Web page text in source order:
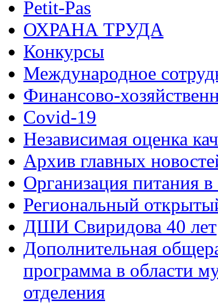
Petit-Pas
ОХРАНА ТРУДА
Конкурсы
Международное
Финансово-
Covid-19
Независимая оценка
Архив главных
Организация питания в
Региональный
ДШИ Свиридова 40 лет
Дополнительная
программа в области
отделения